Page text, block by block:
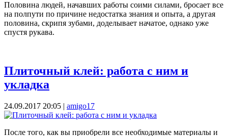
Половина людей, начавших работы соими силами, бросает все
на полпути по причине недостатка знания и опыта, а другая
половина, скрипя зубами, доделывает начатое, однако уже
спустя рукава.
Плиточный клей: работа с ним и
укладка
24.09.2017 20:05 | amigo17
После того, как вы приобрели все необходимые материалы и